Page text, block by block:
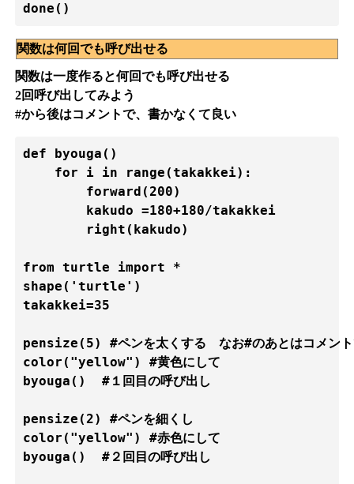
done()
関数は何回でも呼び出せる
関数は一度作ると何回でも呼び出せる
2回呼び出してみよう
#から後はコメントで、書かなくて良い
def byouga()
    for i in range(takakkei):
        forward(200)
        kakudo =180+180/takakkei
        right(kakudo)
from turtle import *
shape('turtle')
takakkei=35
pensize(5) #ペンを太くする　なお#のあとはコメント
color("yellow") #黄色にして
byouga()  #１回目の呼び出し
pensize(2) #ペンを細くし
color("yellow") #赤色にして
byouga()  #２回目の呼び出し